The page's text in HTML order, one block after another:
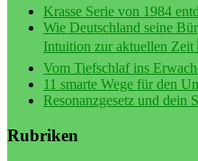
Krasse Serie von 1984
Wie Deutschland seine
Intuition zur aktuellen
Vom Tiefschlaf ins
11 smarte Wege für den
Resonanzgesetz und dein
Rubriken